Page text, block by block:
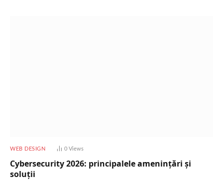
WEB DESIGN 0 Views
Cybersecurity 2026: principalele amenințări și
soluții